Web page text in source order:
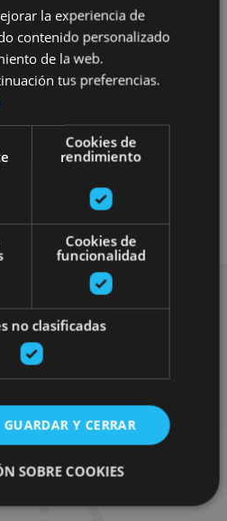
plus de
pour compléter votre
organisées, visites et les
la experiencia de
contenido personalizado
de la web.
tus preferencias.
Cookies de
rendimiento
Cookies de
funcionalidad
no clasificadas
GUARDAR Y CERRAR
SOBRE COOKIES